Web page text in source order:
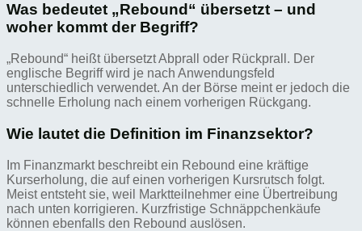
Was bedeutet „Rebound“ übersetzt – und
woher kommt der Begriff?
„Rebound“ heißt übersetzt Abprall oder Rückprall. Der
englische Begriff wird je nach Anwendungsfeld
unterschiedlich verwendet. An der Börse meint er jedoch die
schnelle Erholung nach einem vorherigen Rückgang.
Wie lautet die Definition im Finanzsektor?
Im Finanzmarkt beschreibt ein Rebound eine kräftige
Kurserholung, die auf einen vorherigen Kursrutsch folgt.
Meist entsteht sie, weil Marktteilnehmer eine Übertreibung
nach unten korrigieren. Kurzfristige Schnäppchenkäufe
können ebenfalls den Rebound auslösen.